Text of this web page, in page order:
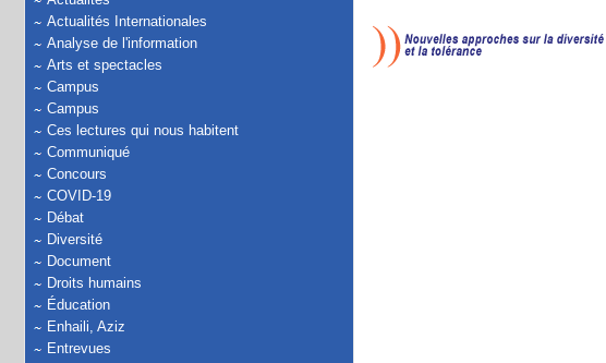
Actualités Internationales
Analyse de l'information
Arts et spectacles
Campus
Campus
Ces lectures qui nous habitent
Communiqué
Concours
COVID-19
Débat
Diversité
Document
Droits humains
Éducation
Enhaili, Aziz
Entrevues